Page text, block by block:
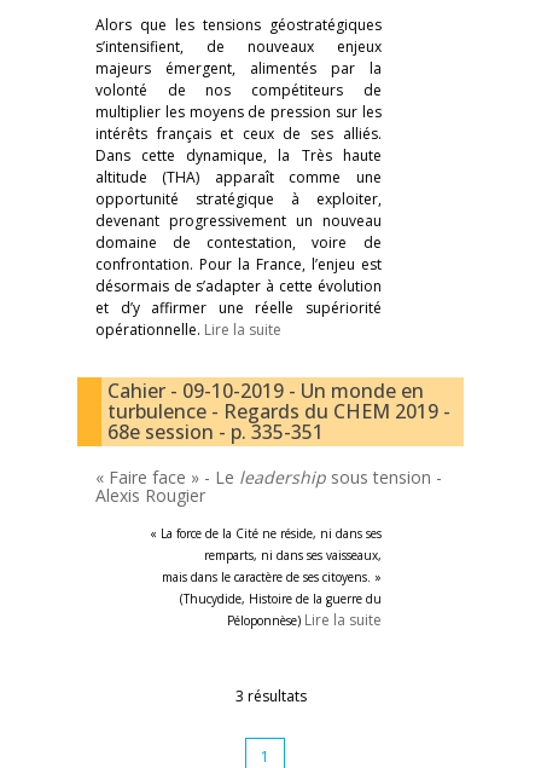
Alors que les tensions géostratégiques
s’intensifient, de nouveaux enjeux
majeurs émergent, alimentés par la
volonté de nos compétiteurs de
multiplier les moyens de pression sur les
intérêts français et ceux de ses alliés.
Dans cette dynamique, la Très haute
altitude (THA) apparaît comme une
opportunité stratégique à exploiter,
devenant progressivement un nouveau
domaine de contestation, voire de
confrontation. Pour la France, l’enjeu est
désormais de s’adapter à cette évolution
et d’y affirmer une réelle supériorité
opérationnelle. Lire la suite
Cahier - 09-10-2019 - Un monde en
turbulence - Regards du CHEM 2019 -
68e session - p. 335-351
« Faire face » - Le leadership sous tension -
Alexis Rougier
« La force de la Cité ne réside, ni dans ses
remparts, ni dans ses vaisseaux,
mais dans le caractère de ses citoyens. »
(Thucydide, Histoire de la guerre du
Péloponnèse) Lire la suite
3 résultats
1